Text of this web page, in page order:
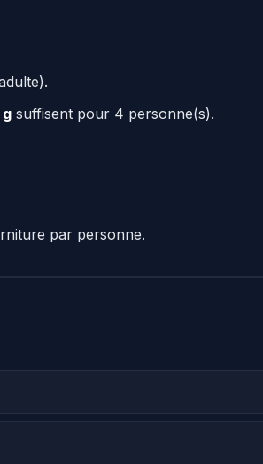
suffisent pour 4 personne(s).
par personne.